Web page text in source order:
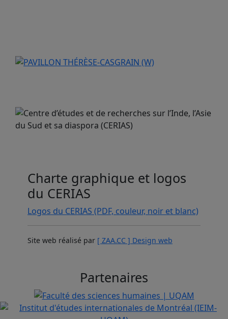
Charte graphique et logos
du CERIAS
Logos du CERIAS (PDF, couleur, noir et blanc)
Site web réalisé par [ ZAA.CC ] Design web
Partenaires